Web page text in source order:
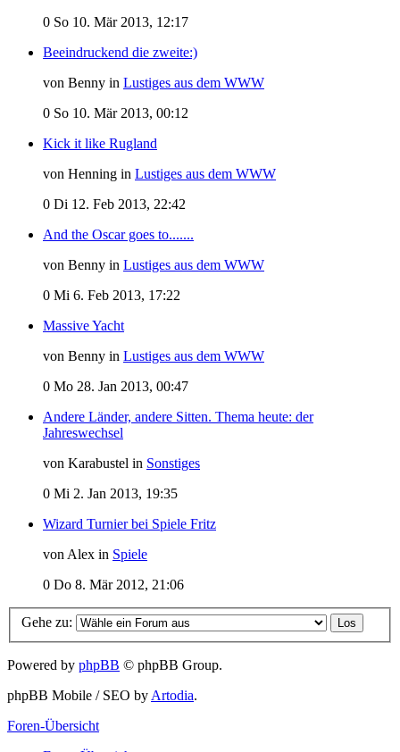
0 So 10. Mär 2013, 12:17
Beeindruckend die zweite:)
von Benny in Lustiges aus dem WWW
0 So 10. Mär 2013, 00:12
Kick it like Rugland
von Henning in Lustiges aus dem WWW
0 Di 12. Feb 2013, 22:42
And the Oscar goes to.......
von Benny in Lustiges aus dem WWW
0 Mi 6. Feb 2013, 17:22
Massive Yacht
von Benny in Lustiges aus dem WWW
0 Mo 28. Jan 2013, 00:47
Andere Länder, andere Sitten. Thema heute: der
Jahreswechsel
von Karabustel in Sonstiges
0 Mi 2. Jan 2013, 19:35
Wizard Turnier bei Spiele Fritz
von Alex in Spiele
0 Do 8. Mär 2012, 21:06
Gehe zu:
Powered by phpBB © phpBB Group.
phpBB Mobile / SEO byArtodia.
Foren-Übersicht